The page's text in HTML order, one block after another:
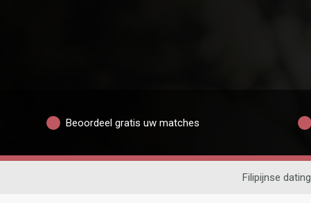
Beoordeel gratis uw matches
Filipijnse dating